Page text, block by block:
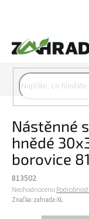
Nástěnné
hnědé
borovice
813502
Průměrné hodnocení
Neohodnoceno
Značka: zahrada-XL